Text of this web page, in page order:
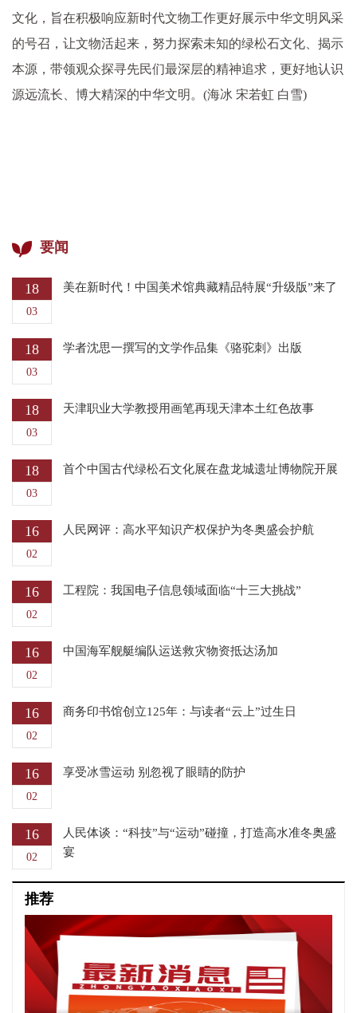
文化，旨在积极响应新时代文物工作更好展示中华文明风采
的号召，让文物活起来，努力探索未知的绿松石文化、揭示
本源，带领观众探寻先民们最深层的精神追求，更好地认识
源远流长、博大精深的中华文明。(海冰 宋若虹 白雪)
要闻
18
03
美在新时代！中国美术馆典藏精品特展“升级版”来了
18
03
学者沈思一撰写的文学作品集《骆驼刺》出版
18
03
天津职业大学教授用画笔再现天津本土红色故事
18
03
首个中国古代绿松石文化展在盘龙城遗址博物院开展
16
02
人民网评：高水平知识产权保护为冬奥盛会护航
16
02
工程院：我国电子信息领域面临“十三大挑战”
16
02
中国海军舰艇编队运送救灾物资抵达汤加
16
02
商务印书馆创立125年：与读者“云上”过生日
16
02
享受冰雪运动 别忽视了眼睛的防护
16
02
人民体谈：“科技”与“运动”碰撞，打造高水准冬奥盛
宴
推荐